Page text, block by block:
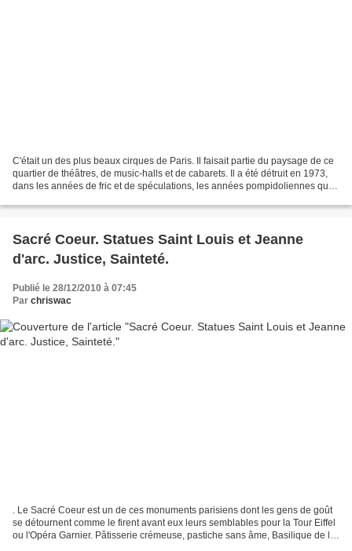
C'était un des plus beaux cirques de Paris. Il faisait partie du paysage de ce
quartier de théâtres, de music-halls et de cabarets. Il a été détruit en 1973,
dans les années de fric et de spéculations, les années pompidoliennes qui
Sacré Coeur. Statues Saint Louis et Jeanne
d'arc. Justice, Sainteté.
Publié le 28/12/2010 à 07:45
Par chriswac
. Le Sacré Coeur est un de ces monuments parisiens dont les gens de goût
se détournent comme le firent avant eux leurs semblables pour la Tour Eiffel
ou l'Opéra Garnier. Pâtisserie crémeuse, pastiche sans âme, Basilique de la